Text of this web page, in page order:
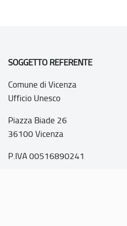
SOGGETTO REFERENTE
Comune di Vicenza
Ufficio Unesco
Piazza Biade 26
36100 Vicenza
P.IVA 00516890241